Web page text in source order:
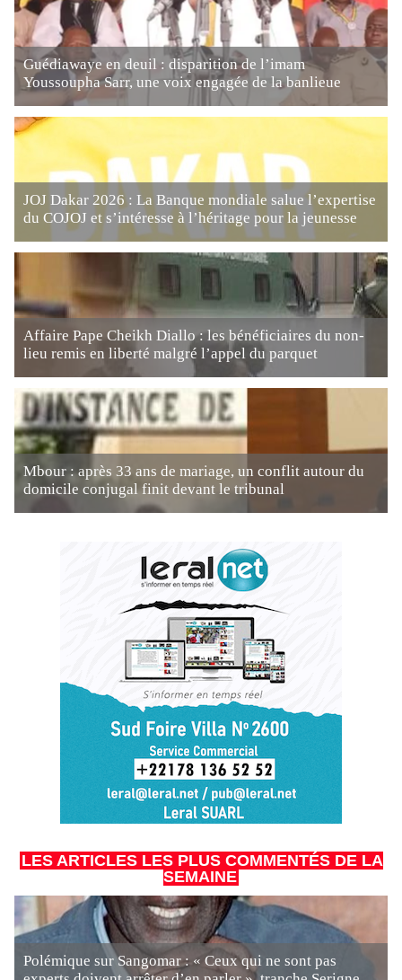
Guédiawaye en deuil : disparition de l’imam
Youssoupha Sarr, une voix engagée de la banlieue
JOJ Dakar 2026 : La Banque mondiale salue l’expertise
du COJOJ et s’intéresse à l’héritage pour la jeunesse
Affaire Pape Cheikh Diallo : les bénéficiaires du non-
lieu remis en liberté malgré l’appel du parquet
Mbour : après 33 ans de mariage, un conflit autour du
domicile conjugal finit devant le tribunal
LES ARTICLES LES PLUS COMMENTÉS DE LA
SEMAINE
Polémique sur Sangomar : « Ceux qui ne sont pas